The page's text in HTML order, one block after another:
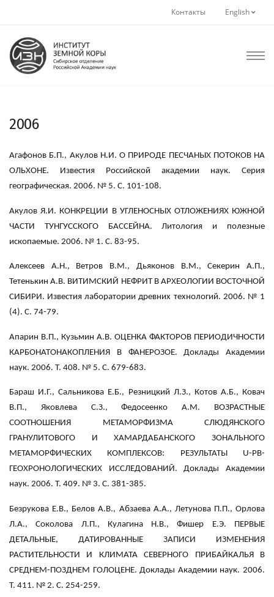
Контакты English
2006
Агафонов Б.П., Акулов Н.И. О ПРИРОДЕ ПЕСЧАНЫХ ПОТОКОВ НА
ОЛЬХОНЕ. Известия Российской академии наук. Серия
географическая. 2006. № 5. С. 101-108.
Акулов Я.И. КОНКРЕЦИИ В УГЛЕНОСНЫХ ОТЛОЖЕНИЯХ ЮЖНОЙ
ЧАСТИ ТУНГУССКОГО БАССЕЙНА. Литология и полезные
ископаемые. 2006. № 1. С. 83-95.
Алексеев А.Н., Ветров В.М., Дьяконов В.М., Секерин А.П.,
Тетенькин А.В. ВИТИМСКИЙ НЕФРИТ В АРХЕОЛОГИИ ВОСТОЧНОЙ
СИБИРИ. Известия лаборатории древних технологий. 2006. № 1
(4). С. 74-79.
Апарин B.П., Кузьмин А.В. ОЦЕНКА ФАКТОРОВ ПЕРИОДИЧНОСТИ
КАРБОНАТОНАКОПЛЕНИЯ В ФАНЕРОЗОЕ. Доклады Академии
наук. 2006. Т. 408. № 5. С. 679-683.
Бараш И.Г., Сальникова Е.Б., Резницкий Л.З., Котов А.Б., Ковач
B.П., Яковлева С.З., Федосеенко А.М. ВОЗРАСТНЫЕ
СООТНОШЕНИЯ МЕТАМОРФИЗМА СЛЮДЯНСКОГО
ГРАНУЛИТОВОГО И ХАМАРДАБАНСКОГО ЗОНАЛЬНОГО
МЕТАМОРФИЧЕСКИХ КОМПЛЕКСОВ: РЕЗУЛЬТАТЫ U-PB-
ГЕОХРОНОЛОГИЧЕСКИХ ИССЛЕДОВАНИЙ. Доклады Академии
наук. 2006. Т. 409. № 3. С. 381-385.
Безрукова Е.В., Белов А.В., Абзаева А.А., Летунова П.П., Орлова
Л.А., Соколова Л.П., Кулагина Н.В., Фишер Е.Э. ПЕРВЫЕ
ДЕТАЛЬНЫЕ, ДАТИРОВАННЫЕ ЗАПИСИ ИЗМЕНЕНИЯ
РАСТИТЕЛЬНОСТИ И КЛИМАТА СЕВЕРНОГО ПРИБАЙКАЛЬЯ В
СРЕДНЕМ-ПОЗДНЕМ ГОЛОЦЕНЕ. Доклады Академии наук. 2006.
Т. 411. № 2. С. 254-259.